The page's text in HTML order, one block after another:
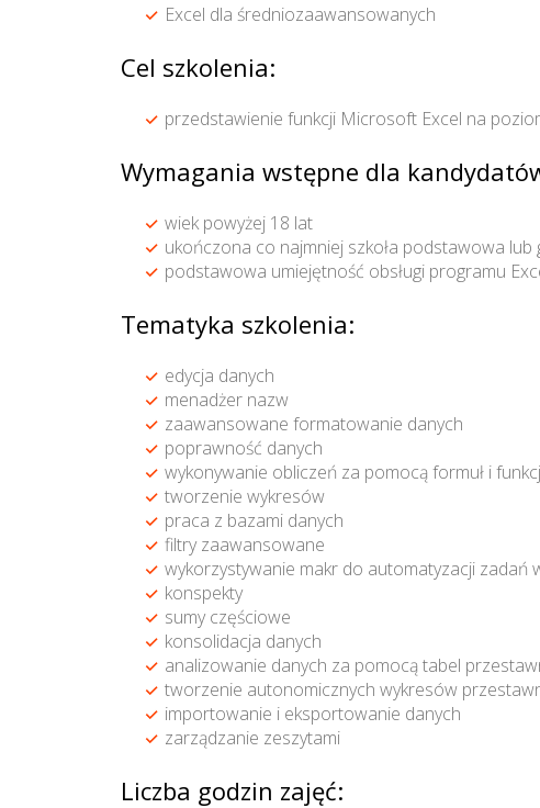
Excel dla średniozaawansowanych
Cel szkolenia:
przedstawienie funkcji Microsoft Excel na
Wymagania wstępne dla
wiek powyżej 18 lat
ukończona co najmniej szkoła podstawowa lub
podstawowa umiejętność obsługi programu
Tematyka szkolenia:
edycja danych
menadżer nazw
zaawansowane formatowanie danych
poprawność danych
wykonywanie obliczeń za pomocą formuł i
tworzenie wykresów
praca z bazami danych
filtry zaawansowane
wykorzystywanie makr do automatyzacji zadań
konspekty
sumy częściowe
konsolidacja danych
analizowanie danych za pomocą tabel
tworzenie autonomicznych wykresów
importowanie i eksportowanie danych
zarządzanie zeszytami
Liczba godzin zajęć: